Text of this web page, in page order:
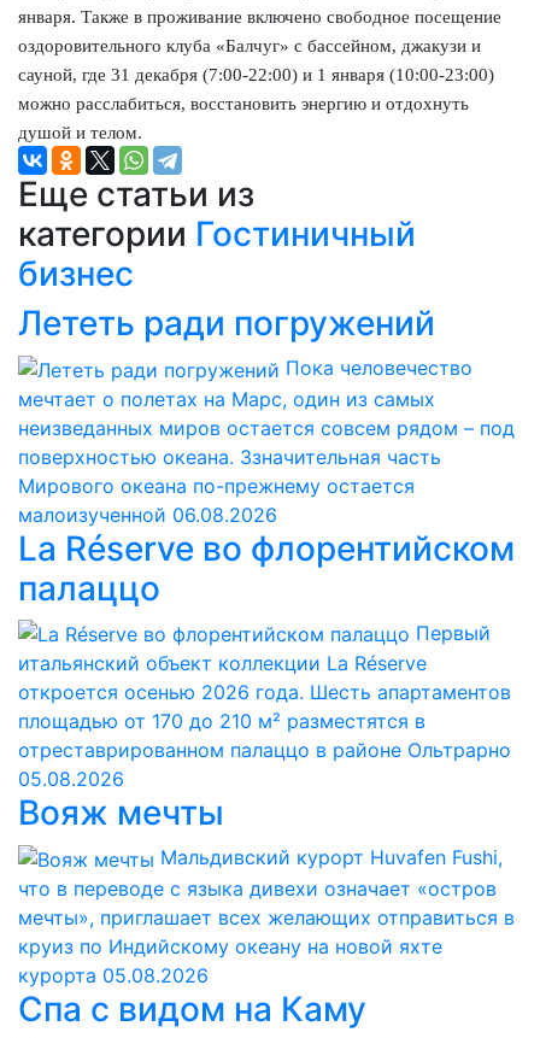
января. Также в проживание включено свободное посещение
оздоровительного клуба «Балчуг» с бассейном, джакузи и
сауной, где 31 декабря (7:00-22:00) и 1 января (10:00-23:00)
можно расслабиться, восстановить энергию и отдохнуть
душой и телом.
Еще статьи из
категории Гостиничный
бизнес
Лететь ради погружений
Пока человечество
мечтает о полетах на Марс, один из самых
неизведанных миров остается совсем рядом – под
поверхностью океана. Ззначительная часть
Мирового океана по-прежнему остается
малоизученной 06.08.2026
La Réserve во флорентийском
палаццо
Первый
итальянский объект коллекции La Réserve
откроется осенью 2026 года. Шесть апартаментов
площадью от 170 до 210 м² разместятся в
отреставрированном палаццо в районе Ольтрарно
05.08.2026
Вояж мечты
Мальдивский курорт Huvafen Fushi,
что в переводе с языка дивехи означает «остров
мечты», приглашает всех желающих отправиться в
круиз по Индийскому океану на новой яхте
курорта 05.08.2026
Спа с видом на Каму